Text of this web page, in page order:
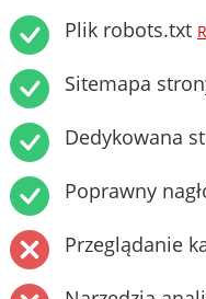
Plik robots.txt
Sitemapa
Dedykowana
Poprawny
Przeglądanie